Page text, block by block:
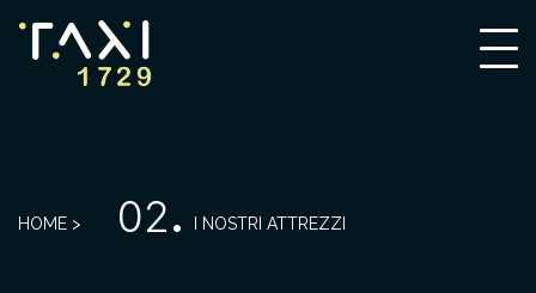
HOME > 02. I NOSTRI ATTREZZI